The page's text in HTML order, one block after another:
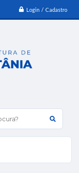
Login / Cadastro